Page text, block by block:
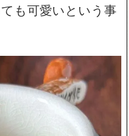
も可愛いという事